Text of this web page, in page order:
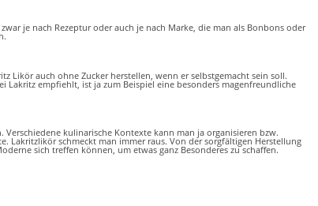
je nach Rezeptur oder auch je nach Marke, die man als Bonbons oder
Likör auch ohne Zucker herstellen, wenn er selbstgemacht sein soll.
Lakritz empfiehlt, ist ja zum Beispiel eine besonders magenfreundliche
Verschiedene kulinarische Kontexte kann man ja organisieren bzw.
Lakritzlikör schmeckt man immer raus. Von der sorgfältigen Herstellung
sich treffen können, um etwas ganz Besonderes zu schaffen.